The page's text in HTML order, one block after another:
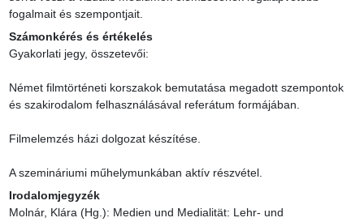
fogalmait és szempontjait.
Számonkérés és értékelés
Gyakorlati jegy, összetevői:
Német filmtörténeti korszakok bemutatása megadott szempontok
és szakirodalom felhasználásával referátum formájában.
Filmelemzés házi dolgozat készítése.
A szemináriumi műhelymunkában aktív részvétel.
Irodalomjegyzék
Molnár, Klára (Hg.): Medien und Medialität: Lehr- und